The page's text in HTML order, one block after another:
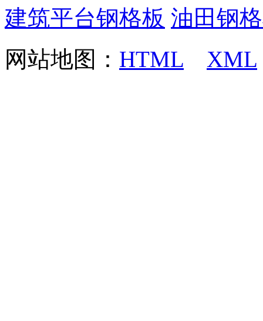
建筑平台钢格板 油田钢
网站地图： HTML XML